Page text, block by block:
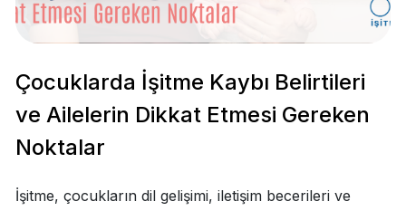
Çocuklarda İşitme Kaybı Belirtileri
ve Ailelerin Dikkat Etmesi Gereken
Noktalar
İşitme, çocukların dil gelişimi, iletişim becerileri ve